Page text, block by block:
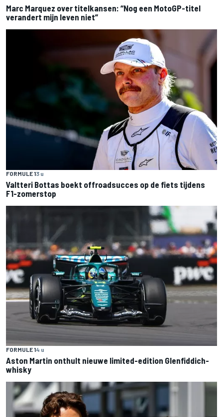
Marc Marquez over titelkansen: “Nog een MotoGP-titel
verandert mijn leven niet”
FORMULE 13 u
Valtteri Bottas boekt offroadsucces op de fiets tijdens
F1-zomerstop
FORMULE 14 u
Aston Martin onthult nieuwe limited-edition Glenfiddich-
whisky